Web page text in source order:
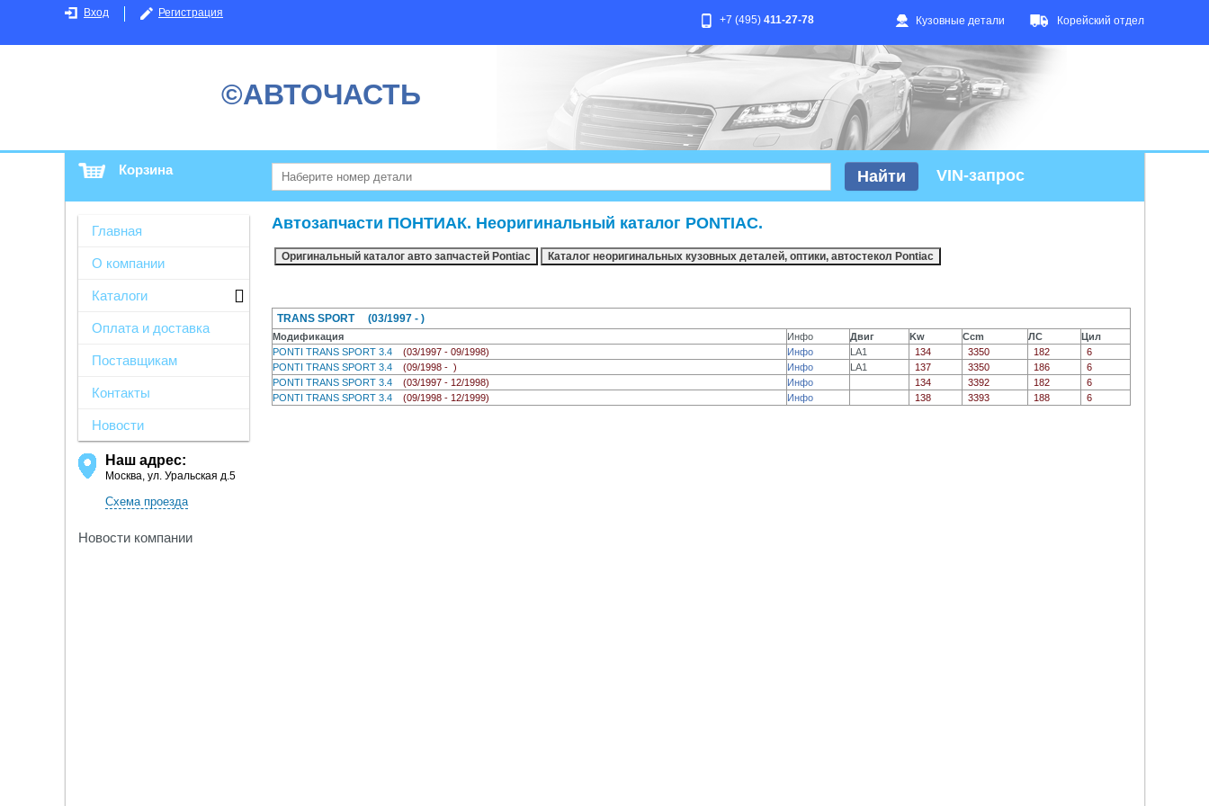
Вход Регистрация
Кузовные детали Корейский отдел
+7 (495) 411-27-78
©АВТОЧАСТЬ
Корзина VIN-запрос
Главная
О компании
Каталоги
Оплата и доставка
Поставщикам
Контакты
Новости
Наш адрес:
Москва, ул. Уральская д.5
Схема проезда
Новости компании
Автозапчасти ПОНТИАК. Неоригинальный каталог PONTIAC.
TRANS SPORT (03/1997 - )
Модификация Инфо Двиг Kw Ccm ЛС
Цил
PONTI TRANS SPORT 3.4 (03/1997 - 09/1998) Инфо LA1 134 3350 182
6
PONTI TRANS SPORT 3.4 (09/1998 - ) Инфо LA1 137 3350 186
6
PONTI TRANS SPORT 3.4 (03/1997 - 12/1998) Инфо 134 3392 182
6
PONTI TRANS SPORT 3.4 (09/1998 - 12/1999) Инфо 138 3393 188 6